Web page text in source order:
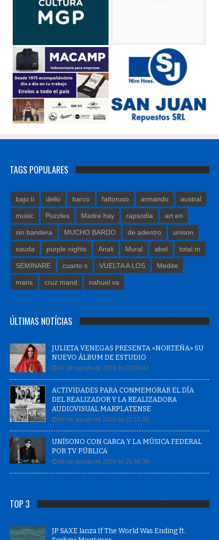
TAGS POPULARES
bajo ti delio barco fattoruso armando austral
music Puzzles Madre hay rapsodia art en
sin bandera MUCHO BARDO de adentro unison
sauda purple nights Anali Mural abel total m
SEMINARE cuarto s VUELTA A LOS Medite
maris cruz mand nahuel va
ÚLTIMAS NOTÍCIAS
JULIETA VENEGAS PRESENTA «NORTEÑA» SU
NUEVO ÁLBUM DE ESTUDIO
07 de agosto de 2026 às 02:04:42
ACTIVIDADES PARA CONMEMORAR EL DÍA
DEL REALIZADOR Y LA REALIZADORA
AUDIOVISUAL MARPLATENSE
06 de agosto de 2026 às 22:15:06
UNÍSONO CON CARCA Y LA MÚSICA FEDERAL
POR TV PÚBLICA
06 de agosto de 2026 às 21:48:38
TOP 3
JP SAXE lanza If The World Was Ending ft.